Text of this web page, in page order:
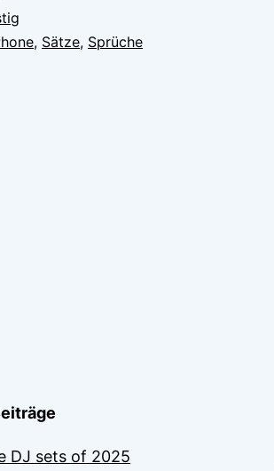
, Sätze, Sprüche
DJ sets of 2025